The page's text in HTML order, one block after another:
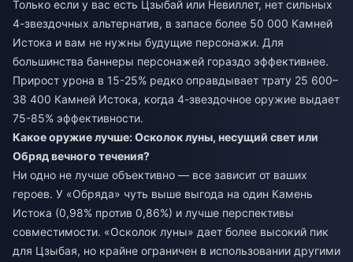
Только если у вас есть Цзыбай или Невиллет, нет сильных
4-звездочных альтернатив, в запасе более 50 000 Камней
Истока и вам не нужны будущие персонажи. Для
большинства баннеры персонажей гораздо эффективнее.
Прирост урона в 15-25% редко оправдывает трату 25 600–
38 400 Камней Истока, когда 4-звездочное оружие выдает
75-85% эффективности.
Какое оружие лучше: Осколок луны, несущий свет или
Обряд вечного течения?
Ни одно не лучше объективно — все зависит от ваших
героев. У «Обряда» чуть выше выгода на один Камень
Истока (0,98% против 0,86%) и лучше перспективы
совместимости. «Осколок луны» дает более высокий пик
для Цзыбая, но крайне ограничен в использовании другими